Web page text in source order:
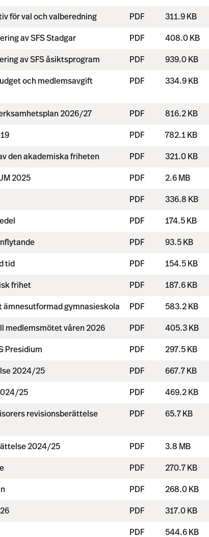
för val och valberedning PDF 311.9 KB
av SFS Stadgar PDF 408.0 KB
av SFS åsiktsprogram PDF 939.0 KB
och medlemsavgift
PDF 334.9 KB
2026/27 PDF 816.2 KB
PDF 782.1 KB
den akademiska friheten PDF 321.0 KB
2025 PDF 2.6 MB
PDF 336.8 KB
PDF 174.5 KB
PDF 93.5 KB
tid PDF 154.5 KB
frihet PDF 187.6 KB
ämnesutformad gymnasieskola PDF 583.2 KB
medlemsmötet våren 2026 PDF 405.3 KB
Presidium PDF 297.5 KB
2024/25 PDF 667.7 KB
25 PDF 469.2 KB
revisionsberättelse
PDF 65.7 KB
2024/25 PDF 3.8 MB
PDF 270.7 KB
PDF 268.0 KB
PDF 317.0 KB
PDF 544.6 KB